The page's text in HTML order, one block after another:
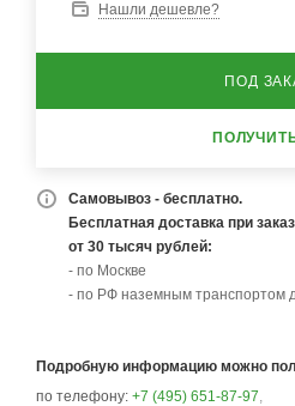
Нашли дешевле?
ПОД
Самовывоз - бесплатно.
Бесплатная доставка при
от 30 тысяч рублей:
- по Москве
- по РФ наземным транспортом
Подробную информацию можно
по телефону: +7 (495) 651-87-97,